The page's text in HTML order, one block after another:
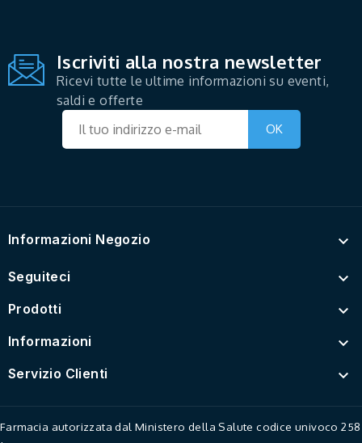
Iscriviti alla nostra newsletter
Ricevi tutte le ultime informazioni su eventi,
saldi e offerte
Informazioni Negozio 
Seguiteci 
Prodotti 
Informazioni 
Servizio Clienti 
Farmacia autorizzata dal Ministero della Salute codice univoco 258